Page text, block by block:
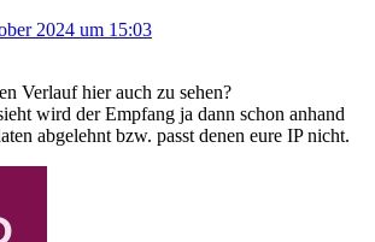
2024 um 15:03
Verlauf hier auch zu sehen?
wird der Empfang ja dann schon anhand
abgelehnt bzw. passt denen eure IP nicht.